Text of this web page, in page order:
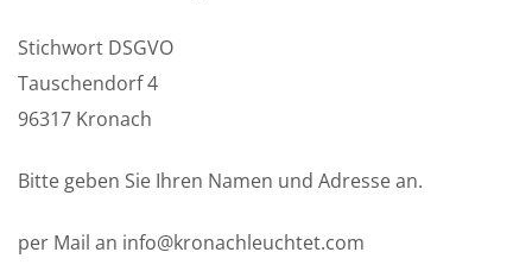
Stichwort DSGVO
Tauschendorf 4
96317 Kronach
Bitte geben Sie Ihren Namen und Adresse an.
per Mail an info@kronachleuchtet.com